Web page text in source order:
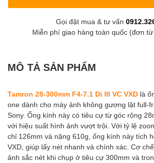
Gọi đặt mua & tư vấn
Miễn phí giao hàng toàn quốc (đơn
MÔ TẢ SẢN PHẨM
Tamron 28-300mm F4-7.1 Di III VC VXD là
one dành cho máy ảnh không gương lật full-
Sony. Ống kính này có tiêu cự từ góc rộng
với hiệu suất hình ảnh vượt trội. Với tỷ lệ
chỉ 126mm và nặng 610g, ống kính này tích
VXD, giúp lấy nét nhanh và chính xác. Cơ
ảnh sắc nét khi chụp ở tiêu cự 300mm và